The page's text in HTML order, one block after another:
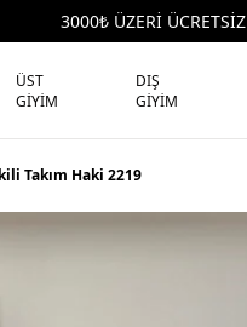
3000₺ ÜZERİ
ÜST
GİYİM
DIŞ
GİYİM
Takım Haki 2219